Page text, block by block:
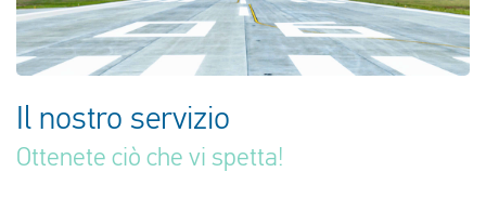
Mancata coincidenza
Il nostro servizio
Il nostro servizio
Ottenete ciò che vi spetta!